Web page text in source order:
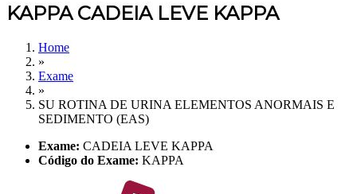
KAPPA CADEIA LEVE KAPPA
Home
»
Exame
»
SU ROTINA DE URINA ELEMENTOS ANORMAIS E
SEDIMENTO (EAS)
Exame: CADEIA LEVE KAPPA
Código do Exame: KAPPA